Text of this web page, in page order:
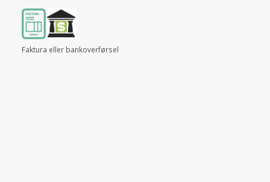
Faktura eller bankoverførsel